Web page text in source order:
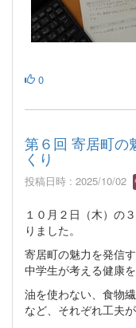
0
第６回 寄居町の
くり
投稿日時 : 2025/10/02
１０月２日（木）の
りました。
寄居町の魅力を発信
中学生が考える健康
油を使わない、食物
など、それぞれ工夫